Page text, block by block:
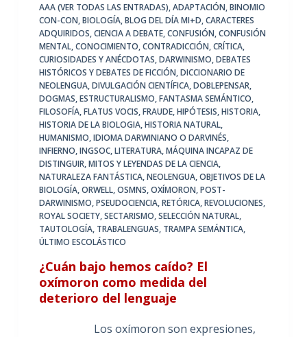
AAA (VER TODAS LAS ENTRADAS),ADAPTACIÓN,BINOMIO
CON-CON,BIOLOGÍA,BLOG DEL DÍA MI+D,CARACTERES
ADQUIRIDOS,CIENCIA A DEBATE,CONFUSIÓN,CONFUSIÓN
MENTAL,CONOCIMIENTO,CONTRADICCIÓN,CRÍTICA,
CURIOSIDADES Y ANÉCDOTAS,DARWINISMO,DEBATES
HISTÓRICOS Y DEBATES DE FICCIÓN,DICCIONARIO DE
NEOLENGUA,DIVULGACIÓN CIENTÍFICA,DOBLEPENSAR,
DOGMAS,ESTRUCTURALISMO,FANTASMA SEMÁNTICO,
FILOSOFÍA,FLATUS VOCIS,FRAUDE,HIPÓTESIS,HISTORIA,
HISTORIA DE LA BIOLOGIA,HISTORIA NATURAL,
HUMANISMO,IDIOMA DARWINIANO O DARVINÉS,
INFIERNO,INGSOC,LITERATURA,MÁQUINA INCAPAZ DE
DISTINGUIR,MITOS Y LEYENDAS DE LA CIENCIA,
NATURALEZA FANTÁSTICA,NEOLENGUA,OBJETIVOS DE LA
BIOLOGÍA,ORWELL,OSMNS,OXÍMORON,POST-
DARWINISMO,PSEUDOCIENCIA,RETÓRICA,REVOLUCIONES,
ROYAL SOCIETY,SECTARISMO,SELECCIÓN NATURAL,
TAUTOLOGÍA, TRABALENGUAS, TRAMPA SEMÁNTICA,
ÚLTIMO ESCOLÁSTICO
¿Cuán bajo hemos caído? El
oxímoron como medida del
deterioro del lenguaje
Los oxímoron son expresiones,